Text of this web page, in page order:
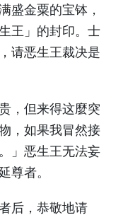
盛金粟的宝钵，
王」的封印。士
请恶生王裁决是
，但来得这麼突
，如果我冒然接
」恶生王无法妄
尊者。
后，恭敬地请